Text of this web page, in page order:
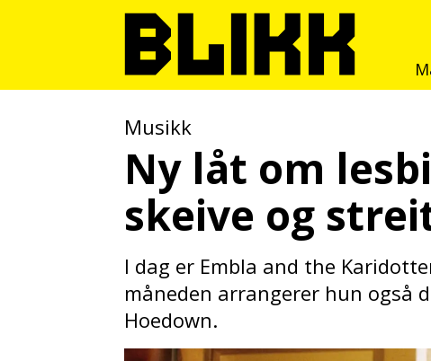
Musikk
Ny låt om
skeive og
I dag er Embla and the
måneden arrangerer hun også
Hoedown.